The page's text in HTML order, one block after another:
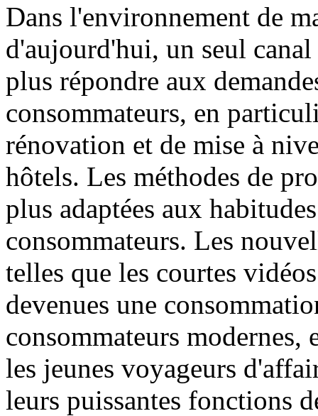
Dans l'environnement de
d'aujourd'hui, un seul
plus répondre aux
consommateurs, en
rénovation et de mise à
hôtels. Les méthodes de
plus adaptées aux
consommateurs. Les
telles que les courtes
devenues une
consommateurs
les jeunes voyageurs
leurs puissantes fonctions